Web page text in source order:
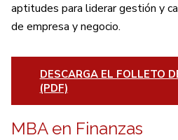
aptitudes para liderar gestión y
de empresa y negocio.
DESCARGA EL FOLLETO
(PDF)
MBA en Finanzas